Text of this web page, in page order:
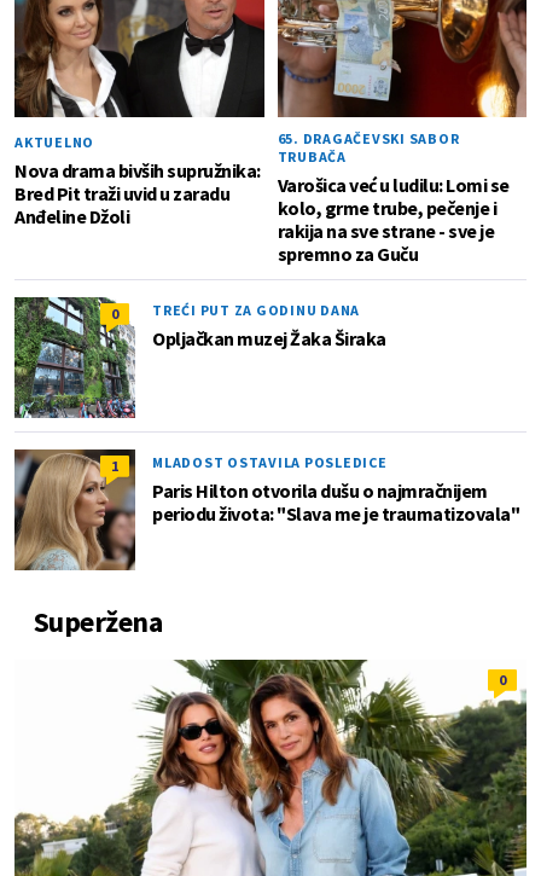
AKTUELNO
Nova drama bivših supružnika:
Bred Pit traži uvid u zaradu
Anđeline Džoli
65. DRAGAČEVSKI SABOR
TRUBAČA
Varošica već u ludilu: Lomi se
kolo, grme trube, pečenje i
rakija na sve strane - sve je
spremno za Guču
0 TREĆI PUT ZA GODINU DANA
Opljačkan muzej Žaka Širaka
1 MLADOST OSTAVILA POSLEDICE
Paris Hilton otvorila dušu o najmračnijem
periodu života: "Slava me je traumatizovala"
Superžena
0